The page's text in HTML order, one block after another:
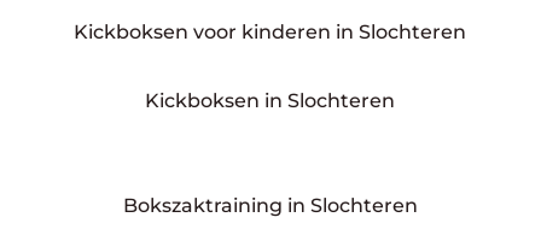
Kickboksen voor kinderen in Slochteren
Kickboksen in Slochteren
Bokszaktraining in Slochteren